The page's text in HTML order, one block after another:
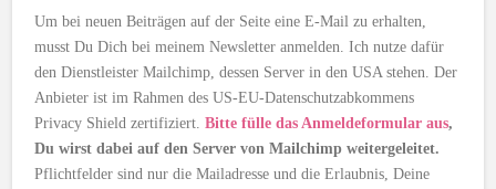
Um bei neuen Beiträgen auf der Seite eine E-Mail zu erhalten,
musst Du Dich bei meinem Newsletter anmelden. Ich nutze dafür
den Dienstleister Mailchimp, dessen Server in den USA stehen. Der
Anbieter ist im Rahmen des US-EU-Datenschutzabkommens
Privacy Shield zertifiziert.Bitte fülle das Anmeldeformular aus,
Du wirst dabei auf den Server von Mailchimp weitergeleitet.
Pflichtfelder sind nur die Mailadresse und die Erlaubnis, Deine